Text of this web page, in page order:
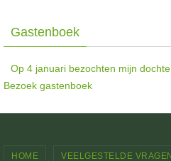
Gastenboek
Op 4 januari bezochten mijn
Na vele verhalen begin januari zelf
Bezoek gastenboek
HOME VEELGESTELDE VRAGEN